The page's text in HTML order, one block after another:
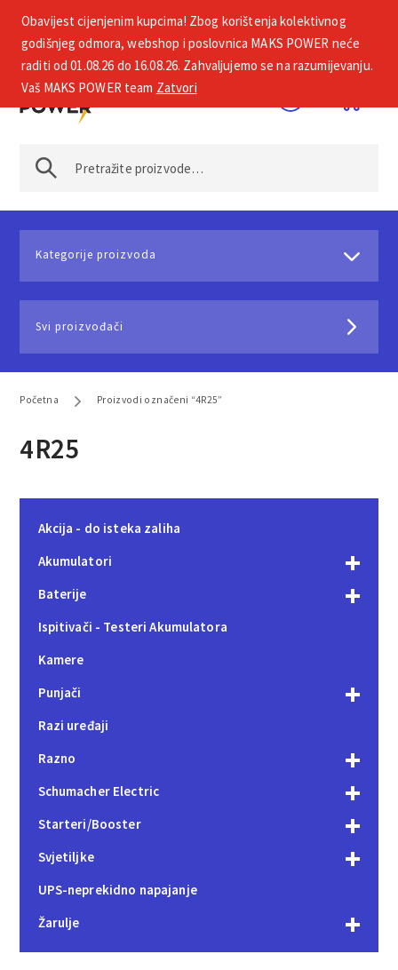
+385 1 2002 575
Kategorije proizvoda
Svi proizvođači
Početna Proizvodi označeni “4R25”
4R25
Akcija - do isteka zaliha
Akumulatori
Baterije
Ispitivači - Testeri Akumulatora
Kamere
Punjači
Razi uređaji
Razno
Schumacher Electric
Starteri/Booster
Svjetiljke
UPS-neprekidno napajanje
Žarulje
Obavijest cijenjenim kupcima! Zbog korištenja kolektivnog
godišnjeg odmora, webshop i poslovnica MAKS POWER neće
raditi od 01.08.26 do 16.08.26. Zahvaljujemo se na razumijevanju.
Vaš MAKS POWER team Zatvori